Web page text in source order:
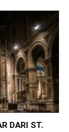
DARI ST.